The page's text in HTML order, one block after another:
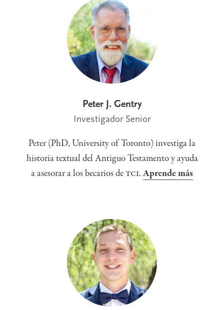
Peter J. Gentry
Investigador Senior
Peter (PhD, University of Toronto) investiga la
historia textual del Antiguo Testamento y ayuda
a asesorar a los becarios deTCI.Aprende más